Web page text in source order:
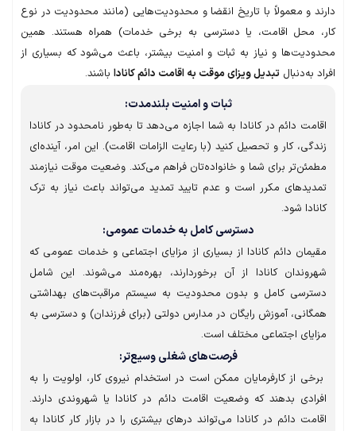
و معمولاً با تاریخ انقضا و محدودیت‌هایی (مانند محدودیت در نوع
محل اقامت، یا دسترسی به برخی خدمات) همراه هستند. همین
و نیاز به ثبات و امنیت بیشتر، باعث می‌شود که بسیاری از
به‌دنبالتبدیل ویزای موقت به اقامت دائم کاناداباشند.
ثبات و امنیت بلندمدت:
دائم در کانادا به شما اجازه می‌دهد تا به‌طور نامحدود در کانادا
کار و تحصیل کنید (با رعایت الزامات اقامت). این امر، آینده‌ای
برای شما و خانواده‌تان فراهم می‌کند. وضعیت موقت نیازمند
مکرر است و عدم تایید تمدید می‌تواند باعث نیاز به ترک
شود.
دسترسی کامل به خدمات عمومی:
دائم کانادا از بسیاری از مزایای اجتماعی و خدمات عمومی که
کانادا از آن برخوردارند، بهره‌مند می‌شوند. این شامل
کامل و بدون محدودیت به سیستم مراقبت‌های بهداشتی
آموزش رایگان در مدارس دولتی (برای فرزندان) و دسترسی به
اجتماعی مختلف است.
فرصت‌های شغلی وسیع‌تر:
از کارفرمایان ممکن است در استخدام نیروی کار، اولویت را به
بدهند که وضعیت اقامت دائم در کانادا یا شهروندی دارند.
دائم در کانادا می‌تواند درهای بیشتری را در بازار کار کانادا به